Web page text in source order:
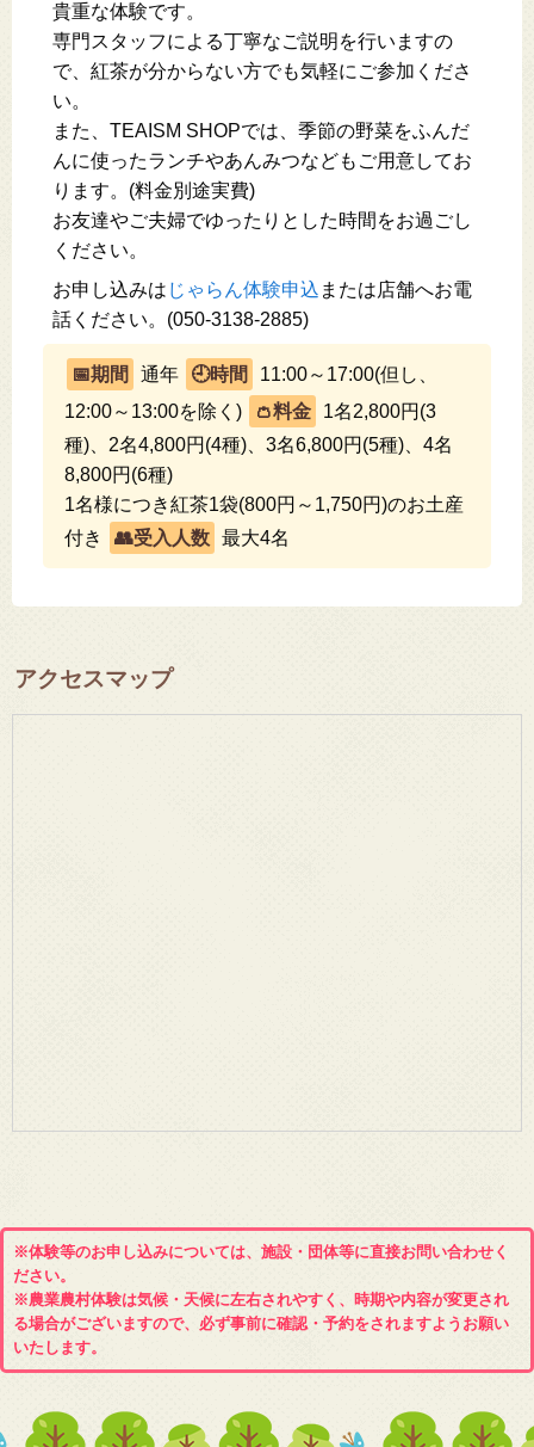
貴重な体験です。
専門スタッフによる丁寧なご説明を行いますの
で、紅茶が分からない方でも気軽にご参加くださ
い。
また、TEAISM SHOPでは、季節の野菜をふんだ
んに使ったランチやあんみつなどもご用意してお
ります。(料金別途実費)
お友達やご夫婦でゆったりとした時間をお過ごし
ください。
お申し込みは じゃらん体験申込 または店舗へお電
話ください。(050-3138-2885)
通年
11:00～17:00(但し、
12:00～13:00を除く)
1名2,800円(3
種)、2名4,800円(4種)、3名6,800円(5種)、4名
8,800円(6種)
1名様につき紅茶1袋(800円～1,750円)のお土産
付き
最大4名
アクセスマップ
※体験等のお申し込みについては、施設・団体等に直接お問い合わせく
ださい。
※農業農村体験は気候・天候に左右されやすく、時期や内容が変更され
る場合がございますので、必ず事前に確認・予約をされますようお願い
いたします。